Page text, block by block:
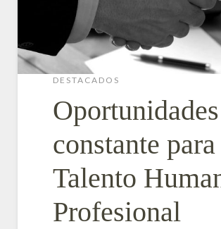
DESTACADOS
Oportunidades
constante
Talento
Profesional